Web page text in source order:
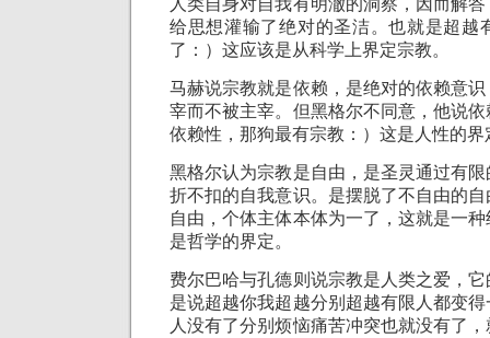
人类自身对自我有明澈的洞察，因而解
给思想灌输了绝对的圣洁。也就是超越
了：）这应该是从科学上界定宗教。
马赫说宗教就是依赖，是绝对的依赖意
宰而不被主宰。但黑格尔不同意，他说
依赖性，那狗最有宗教：）这是人性的界
黑格尔认为宗教是自由，是圣灵通过有
折不扣的自我意识。是摆脱了不自由的
自由，个体主体本体为一了，这就是一
是哲学的界定。
费尔巴哈与孔德则说宗教是人类之爱，
是说超越你我超越分别超越有限人都变
人没有了分别烦恼痛苦冲突也就没有了